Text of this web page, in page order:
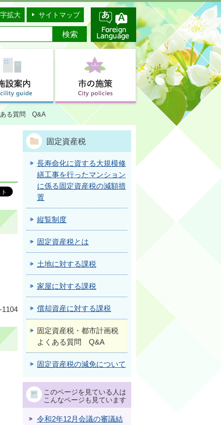
拡大 サイトマップ
ある質問 Q&A
固定資産税
長寿命化に資する大規模修
繕工事を行ったマンション
に係る固定資産税の減額措
置
縦覧制度
固定資産税とは
土地に対する課税
家屋に対する課税
償却資産に対する課税
固定資産税・都市計画税
よくある質問 Q&A
固定資産税の減免について
このページを見ている人は
こんなページも見ています
令和2年12月会議の審議結